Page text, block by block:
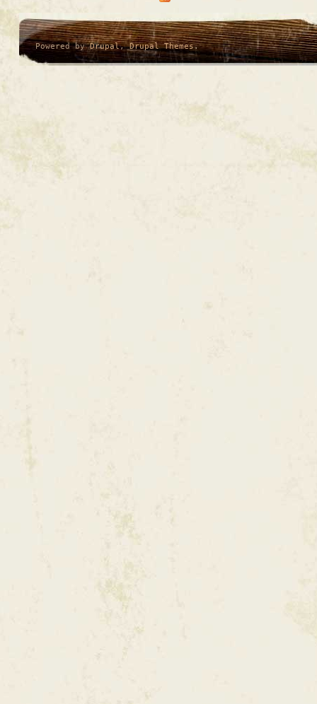
Powered byDrupal,Drupal Themes.